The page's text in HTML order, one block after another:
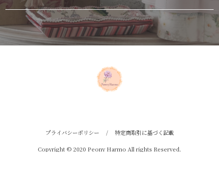
プライバシーポリシー / 特定商取引に基づく記載
Copyright © 2020 Peony Harmo All rights Reserved.